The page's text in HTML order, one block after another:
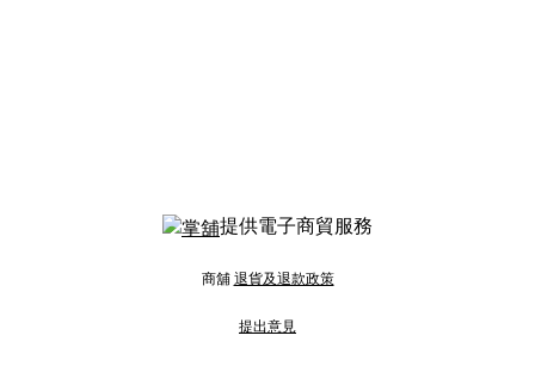
提供電子商貿服務
商舖 退貨及退款政策
提出意見